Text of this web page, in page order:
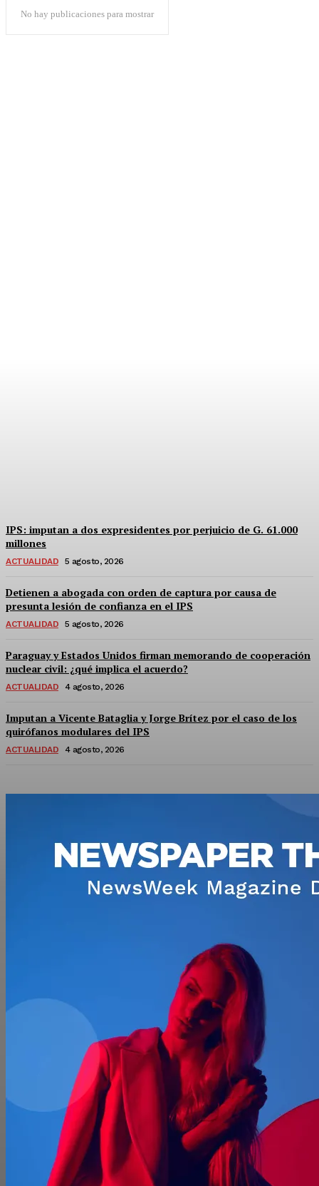
No hay publicaciones para mostrar
IPS: imputan a dos expresidentes por perjuicio de G. 61.000
millones
ACTUALIDAD 5 agosto, 2026
Detienen a abogada con orden de captura por causa de
presunta lesión de confianza en el IPS
ACTUALIDAD 5 agosto, 2026
Paraguay y Estados Unidos firman memorando de cooperación
nuclear civil: ¿qué implica el acuerdo?
ACTUALIDAD 4 agosto, 2026
Imputan a Vicente Bataglia y Jorge Brítez por el caso de los
quirófanos modulares del IPS
ACTUALIDAD 4 agosto, 2026